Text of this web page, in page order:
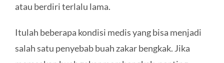
atau berdiri terlalu lama.
Itulah beberapa kondisi medis yang bisa menjadi
salah satu penyebab buah zakar bengkak. Jika